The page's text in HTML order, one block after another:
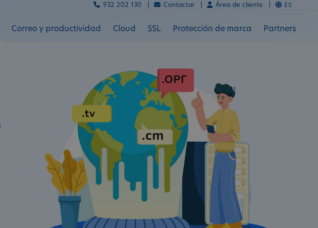
Correo y productividad Cloud SSL Protección de marca Partners
932 202 130 | Contactar | Área de cliente | ES